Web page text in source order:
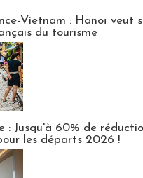
Vietnam : Hanoï veut
du tourisme
: Jusqu'à 60% de
les départs 2026 !